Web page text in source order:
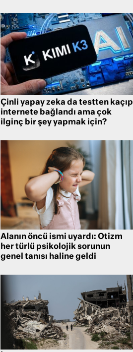
Çinli yapay zeka da testten kaçıp
internete bağlandı ama çok
ilginç bir şey yapmak için?
Alanın öncü ismi uyardı: Otizm
her türlü psikolojik sorunun
genel tanısı haline geldi